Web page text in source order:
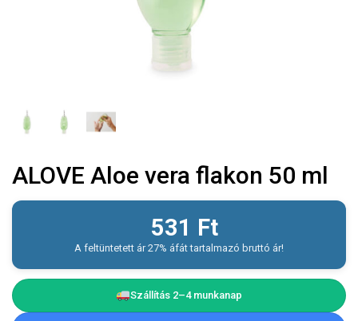
ALOVE Aloe vera flakon 50 ml
531 Ft
A feltüntetett ár 27% áfát tartalmazó bruttó ár!
Szállítás 2–4 munkanap